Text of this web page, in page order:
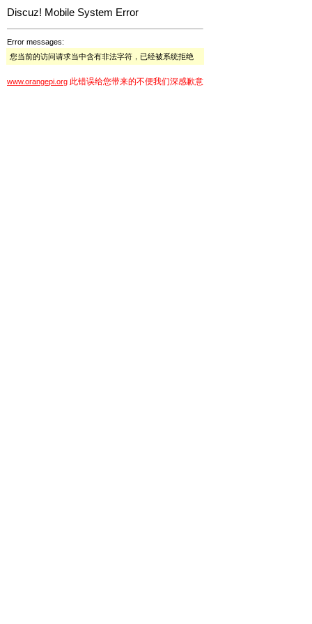
Discuz! Mobile System Error
Error messages:
您当前的访问请求当中含有非法字符，已经被系统拒绝
www.orangepi.org 此错误给您带来的不便我们深感歉意